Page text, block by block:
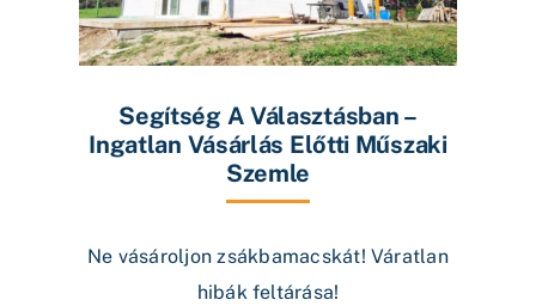
Segítség A Választásban –
Ingatlan Vásárlás Előtti Műszaki
Szemle
Ne vásároljon zsákbamacskát! Váratlan
hibák feltárása!